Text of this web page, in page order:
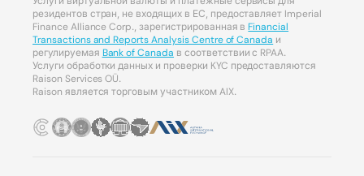
резидентов стран, не входящих в ЕС, предоставляет Imperial
Finance Alliance Corp., зарегистрированная вFinancial
Transactions and Reports Analysis Centre of Canada и
регулируемая Bank of Canada в соответствии с RPAA.
Услуги обработки данных и проверки KYC предоставляются
Raison Services OÜ.
Raison является торговым участником AIX.